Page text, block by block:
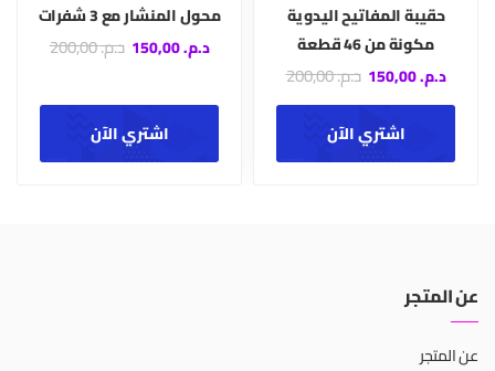
حقيبة المفاتيح اليدوية
مكونة من 46 قطعة
د.م.150,00 د.م.200,00
اشتري الآن
محول المنشار مع 3 شفرات
د.م.150,00 د.م.200,00
اشتري الآن
عن المتجر
عن المتجر